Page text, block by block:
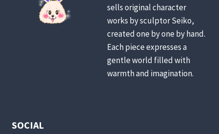
sells original character
works by sculptor Seiko,
created one by one by hand.
Each piece expresses a
gentle world filled with
warmth and imagination.
SOCIAL